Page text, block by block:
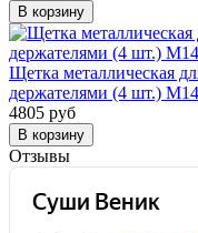
В корзину
Щетка металлическая
держателями (4 шт.) М14
4805 руб
В корзину
Отзывы